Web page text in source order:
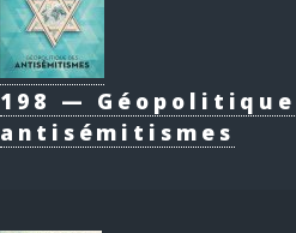
198 — Géopolitique
antisémitismes